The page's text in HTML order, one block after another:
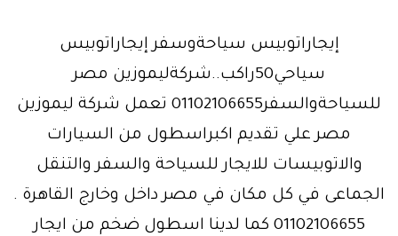
إيجاراتوبيس سياحةوسفر إيجاراتوبيس
سياحي50راكب..شركةليموزين مصر
للسياحةوالسفر01102106655 تعمل شركة ليموزين
مصر علي تقديم اكبراسطول من السيارات
والاتوبيسات للايجار للسياحة والسفر والتنقل
الجماعى في كل مكان في مصر داخل وخارج القاهرة .
01102106655 كما لدينا اسطول ضخم من ايجار